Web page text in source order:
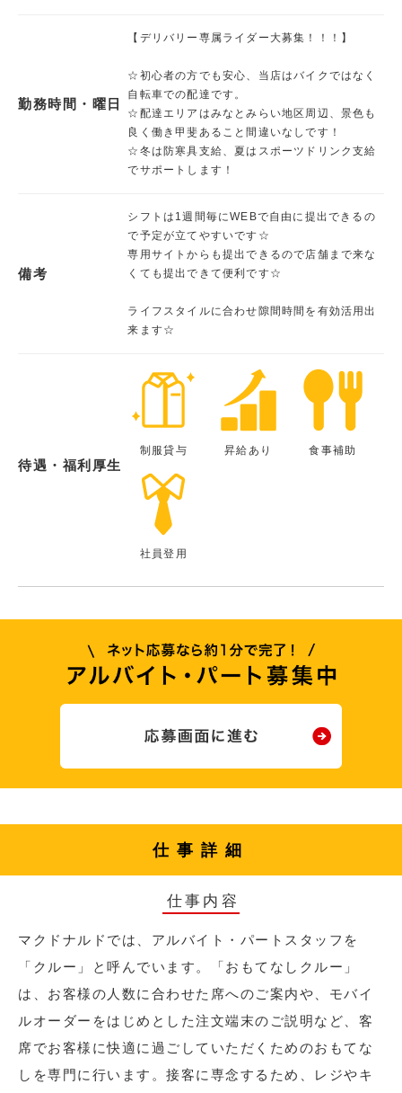
勤務時間・曜日
【デリバリー専属ライダー大募集！！！】
☆初心者の方でも安心、当店はバイクではなく
自転車での配達です。
☆配達エリアはみなとみらい地区周辺、景色も
良く働き甲斐あること間違いなしです！
☆冬は防寒具支給、夏はスポーツドリンク支給
でサポートします！
備考
シフトは1週間毎にWEBで自由に提出できるの
で予定が立てやすいです☆
専用サイトからも提出できるので店舗まで来な
くても提出できて便利です☆
ライフスタイルに合わせ隙間時間を有効活用出
来ます☆
待遇・福利厚生
制服貸与 昇給あり 食事補助
社員登用
仕事詳細
仕事内容
マクドナルドでは、アルバイト・パートスタッフを
「クルー」と呼んでいます。「おもてなしクルー」
は、お客様の人数に合わせた席へのご案内や、モバイ
ルオーダーをはじめとした注文端末のご説明など、客
席でお客様に快適に過ごしていただくためのおもてな
しを専門に行います。接客に専念するため、レジやキ